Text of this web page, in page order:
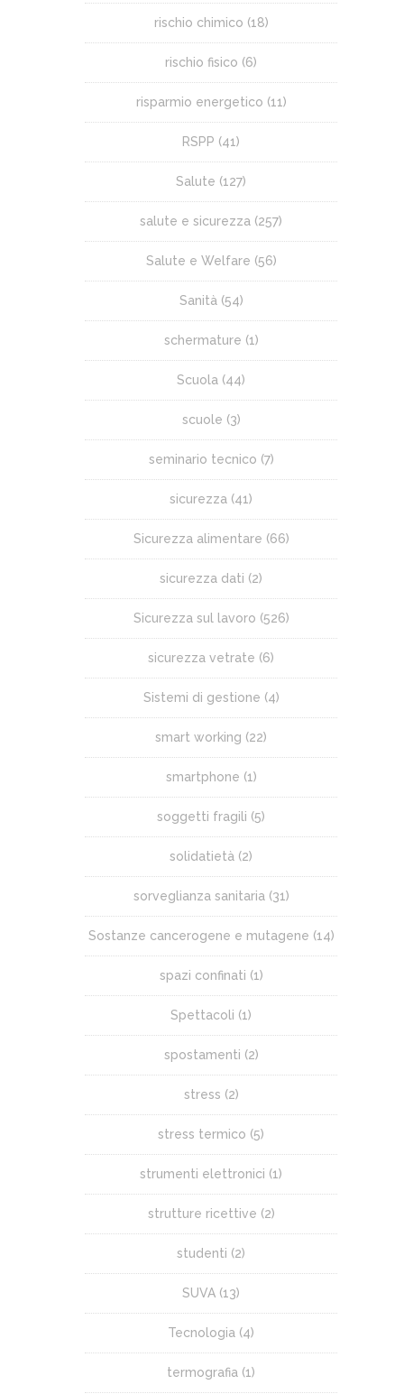
rischio chimico (18)
rischio fisico (6)
risparmio energetico (11)
RSPP (41)
Salute (127)
salute e sicurezza (257)
Salute e Welfare (56)
Sanità (54)
schermature (1)
Scuola (44)
scuole (3)
seminario tecnico (7)
sicurezza (41)
Sicurezza alimentare (66)
sicurezza dati (2)
Sicurezza sul lavoro (526)
sicurezza vetrate (6)
Sistemi di gestione (4)
smart working (22)
smartphone (1)
soggetti fragili (5)
solidatietà (2)
sorveglianza sanitaria (31)
Sostanze cancerogene e mutagene (14)
spazi confinati (1)
Spettacoli (1)
spostamenti (2)
stress (2)
stress termico (5)
strumenti elettronici (1)
strutture ricettive (2)
studenti (2)
SUVA (13)
Tecnologia (4)
termografia (1)